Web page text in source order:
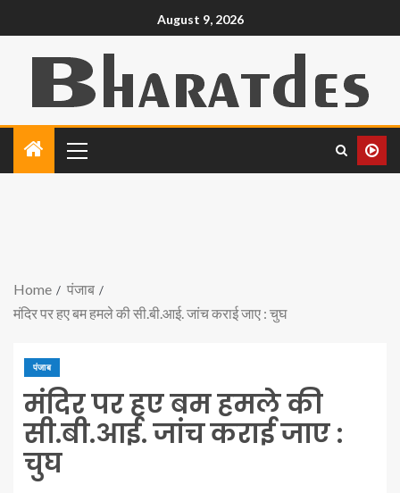
August 9, 2026
Home
पंजाब
मंदिर पर हए बम हमले की सी.बी.आई. जांच कराई जाए : चुघ
पंजाब
मंदिर पर हए बम हमले की
सी.बी.आई. जांच कराई जाए :
चुघ